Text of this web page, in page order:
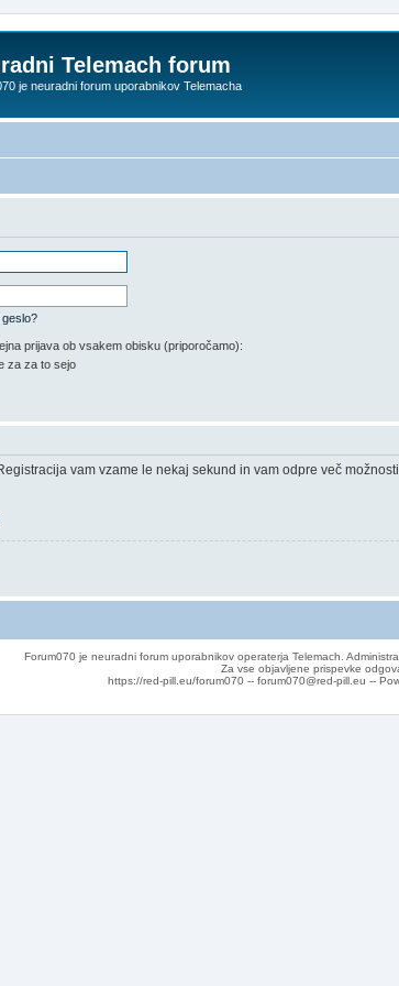
Telemach forum
je neuradni forum uporabnikov Telemacha
geslo?
prijava ob vsakem obisku (priporočamo):
za za to sejo
vam vzame le nekaj sekund in vam odpre več
Forum070 je neuradni forum uporabnikov operaterja Telemach.
Za vse objavljene prispevke
https://red-pill.eu/forum070 -- forum070@red-pill.eu --